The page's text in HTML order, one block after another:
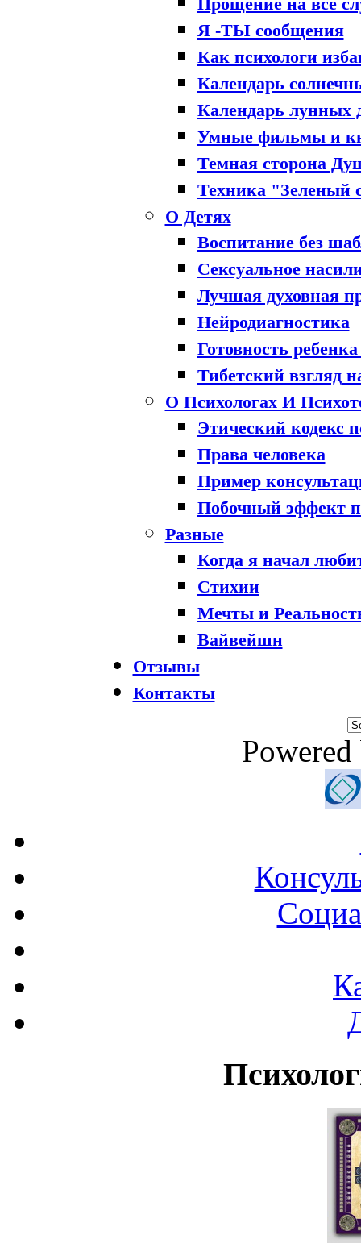
Прощение на все
Я -ТЫ сообщения
Как психологи
Календарь
Календарь лунных
Умные фильмы и
Темная сторона
Техника "Зеленый
О Детях
Воспитание без
Сексуальное
Лучшая духовная
Нейродиагностика
Готовность
Тибетский взгляд
О Психологах И
Этический кодекс
Права человека
Пример
Побочный эффект
Разные
Когда я начал
Стихии
Мечты и
Вайвейшн
Отзывы
Контакты